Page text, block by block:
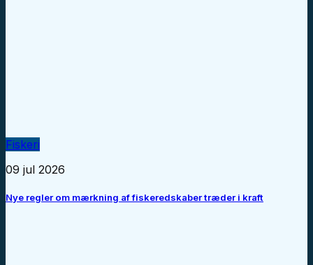
Fiskeri
09 jul 2026
Nye regler om mærkning af fiskeredskaber træder i kraft